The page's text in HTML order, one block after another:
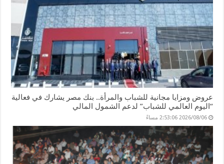
عروض ومزايا مجانية للشباب والمرأة.. بنك مصر يشارك في فعالية
“اليوم العالمي للشباب” لدعم الشمول المالي
2026/08/06 2:53:06 مساءً